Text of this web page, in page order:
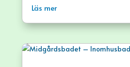
personer med fysiska
Läs mer